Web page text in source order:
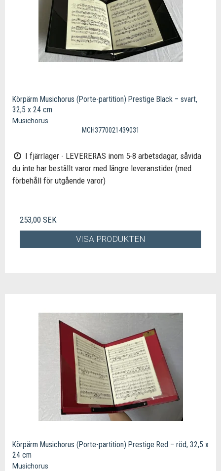
Körpärm Musichorus (Porte-partition) Prestige Black – svart,
32,5 x 24 cm
Musichorus
MCH3770021439031
I fjärrlager - LEVERERAS inom 5-8 arbetsdagar, såvida
du inte har beställt varor med längre leveranstider (med
förbehåll för utgående varor)
253,00 SEK
VISA PRODUKTEN
Körpärm Musichorus (Porte-partition) Prestige Red – röd, 32,5 x
24 cm
Musichorus